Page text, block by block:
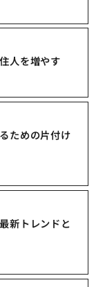
人を増やす
ための片付け
新トレンドと